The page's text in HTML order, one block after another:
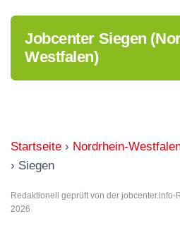
Jobcenter Siegen
Westfalen)
Startseite › Nordrhein-
› Siegen
Redaktionell geprüft von der jobcenter.info-
2026